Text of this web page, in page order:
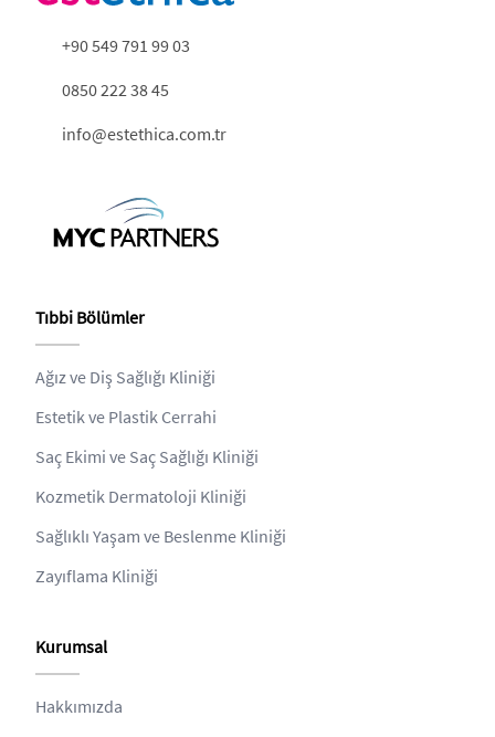
+90 549 791 99 03
0850 222 38 45
info@estethica.com.tr
Tıbbi Bölümler
Ağız ve Diş Sağlığı Kliniği
Estetik ve Plastik Cerrahi
Saç Ekimi ve Saç Sağlığı Kliniği
Kozmetik Dermatoloji Kliniği
Sağlıklı Yaşam ve Beslenme Kliniği
Zayıflama Kliniği
Kurumsal
Hakkımızda